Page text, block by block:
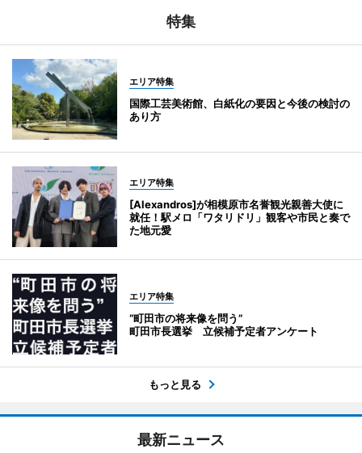
特集
エリア特集
国際工芸美術館、白紙化の要因と今後の検討の
あり方
エリア特集
[Alexandros]が相模原市名誉観光親善大使に
就任！駅メロ「ワタリドリ」観客や市民と奏で
た地元愛
エリア特集
“町田市の将来像を問う”
町田市長選挙 立候補予定者アンケート
もっと見る
最新ニュース